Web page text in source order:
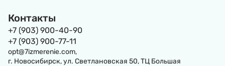
Контакты
+7 (903) 900-40-90
+7 (903) 900-77-11
opt@7izmerenie.com,
г. Новосибирск, ул. Светлановская 50, ТЦ Большая